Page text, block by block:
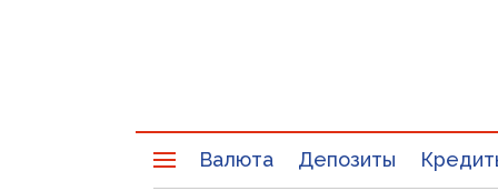
Валюта Депозиты